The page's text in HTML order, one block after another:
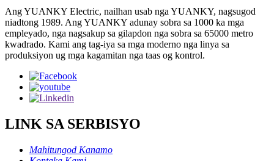
Ang YUANKY Electric, nailhan usab nga YUANKY, nagsugod
niadtong 1989. Ang YUANKY adunay sobra sa 1000 ka mga
empleyado, nga nagsakup sa gilapdon nga sobra sa 65000 metro
kwadrado. Kami ang tag-iya sa mga moderno nga linya sa
produksiyon ug mga kagamitan nga taas og kontrol.
LINK SA SERBISYO
Mahitungod Kanamo